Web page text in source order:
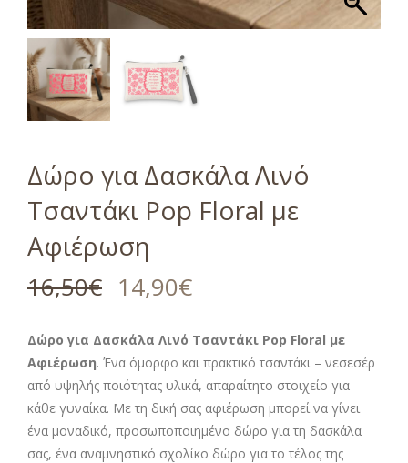
Δώρο για Δασκάλα Λινό
Τσαντάκι Pop Floral με
Αφιέρωση
16,50€ 14,90€
Δώρο για Δασκάλα Λινό Τσαντάκι Pop Floral με
Αφιέρωση. Ένα όμορφο και πρακτικό τσαντάκι – νεσεσέρ
από υψηλής ποιότητας υλικά, απαραίτητο στοιχείο για
κάθε γυναίκα. Με τη δική σας αφιέρωση μπορεί να γίνει
ένα μοναδικό, προσωποποιημένο δώρο για τη δασκάλα
σας, ένα αναμνηστικό σχολίκο δώρο για το τέλος της